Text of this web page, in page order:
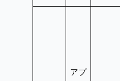
アプ